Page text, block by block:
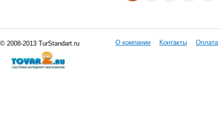
© 2008-2013 TurStandart.ru О компании Контакты Оплата